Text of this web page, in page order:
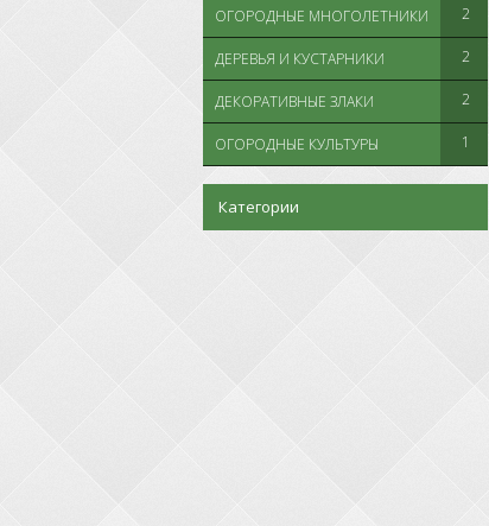
ОГОРОДНЫЕ МНОГОЛЕТНИКИ 2
ДЕРЕВЬЯ И КУСТАРНИКИ 2
ДЕКОРАТИВНЫЕ ЗЛАКИ 2
ОГОРОДНЫЕ КУЛЬТУРЫ 1
Категории